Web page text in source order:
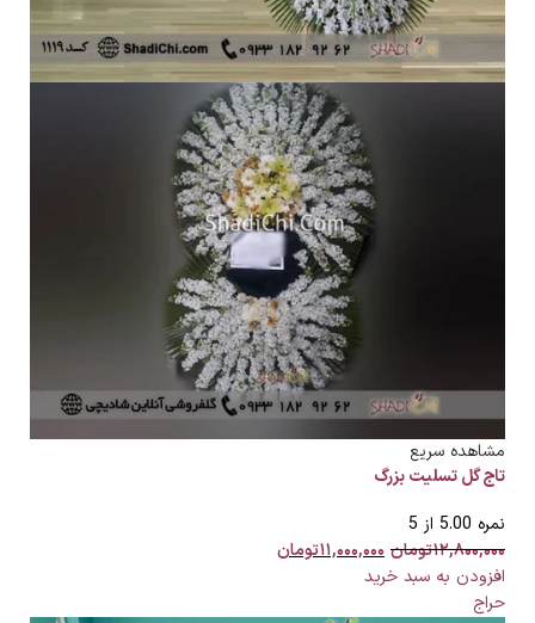
مشاهده سریع
تاج گل تسلیت بزرگ
نمره 5.00 از 5
۱۲,۸۰۰,۰۰۰تومان ۱۱,۰۰۰,۰۰۰تومان
افزودن به سبد خرید
حراج